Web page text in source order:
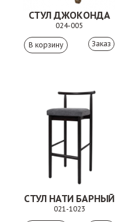
СТУЛ ДЖОКОНДА
024-005
Заказ
СТУЛ НАТИ БАРНЫЙ
021-1023